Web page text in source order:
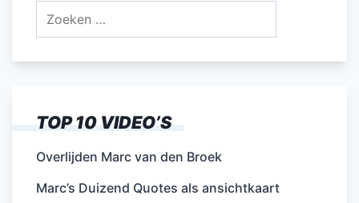
TOP 10 VIDEO’S
Overlijden Marc van den Broek
Marc’s Duizend Quotes als ansichtkaart